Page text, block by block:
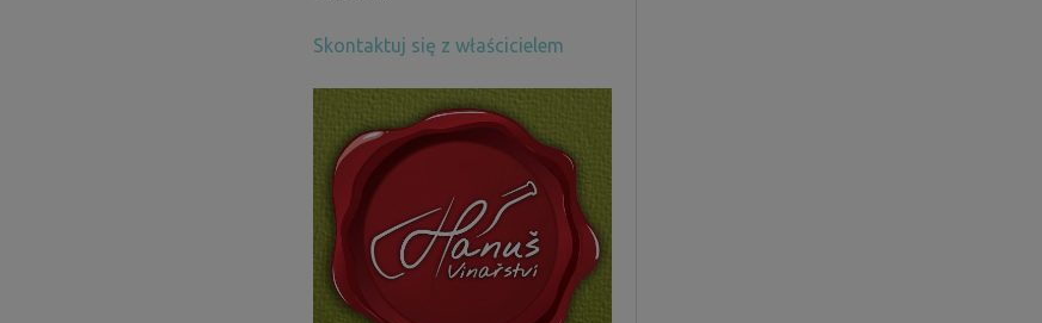
Skontaktuj się z właścicielem